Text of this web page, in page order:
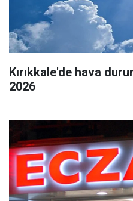
Kırıkkale'de hava
2026